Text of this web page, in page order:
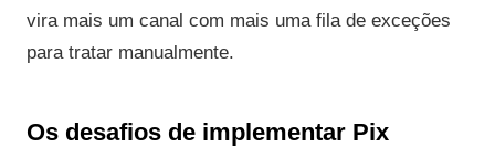
vira mais um canal com mais uma fila de exceções
para tratar manualmente.
Os desafios de implementar Pix